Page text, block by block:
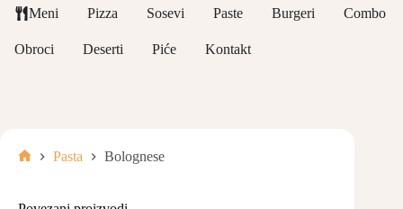
Meni Pizza Sosevi Paste Burgeri Combo
Obroci Deserti Piće Kontakt
Pasta Bolognese